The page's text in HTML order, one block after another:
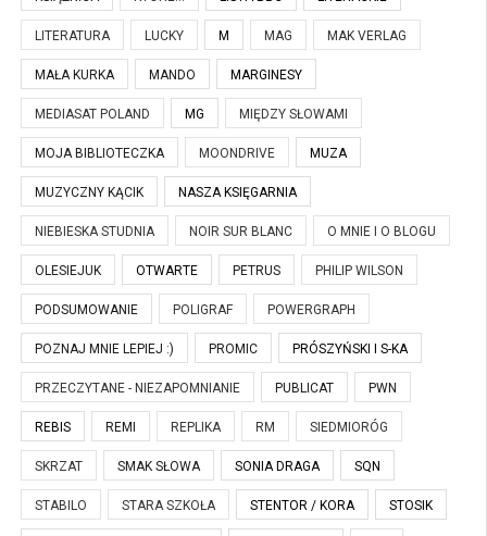
LITERATURA LUCKY M MAG MAK VERLAG
MAŁA KURKA MANDO MARGINESY
MEDIASAT POLAND MG MIĘDZY SŁOWAMI
MOJA BIBLIOTECZKA MOONDRIVE MUZA
MUZYCZNY KĄCIK NASZA KSIĘGARNIA
NIEBIESKA STUDNIA NOIR SUR BLANC O MNIE I O BLOGU
OLESIEJUK OTWARTE PETRUS PHILIP WILSON
PODSUMOWANIE POLIGRAF POWERGRAPH
POZNAJ MNIE LEPIEJ :) PROMIC PRÓSZYŃSKI I S-KA
PRZECZYTANE - NIEZAPOMNIANIE PUBLICAT PWN
REBIS REMI REPLIKA RM SIEDMIORÓG
SKRZAT SMAK SŁOWA SONIA DRAGA SQN
STABILO STARA SZKOŁA STENTOR / KORA STOSIK